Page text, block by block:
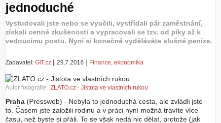
jednoduché
Vystudovali jste nebo se vyučili, vystřídali pár zaměstnání,
získali cenné zkušenosti a vypracovali se tzv. od píky až k
vedoucímu postu. Nyní si konečně vyděláváte slušné peníze.
Zadavatel: GIT.cz | 29.7.2016 | Finance, ekonomika
Autor fotografie: ZLATO.cz - Jistota ve vlastních rukou
Praha (Pressweb) - Nebyla to jednoduchá cesta, ale zvládli jste
to. Časem jste založili rodinu a v práci nyní možná trávíte více
času, než byste si přáli. To se však nedá nic dělat, protože (jak